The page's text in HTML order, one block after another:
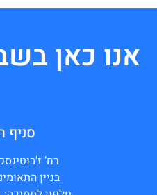
אנו כאן
סניף
רח’ ז'בוטינסקי 33,
בניין התאומים 1, קומה